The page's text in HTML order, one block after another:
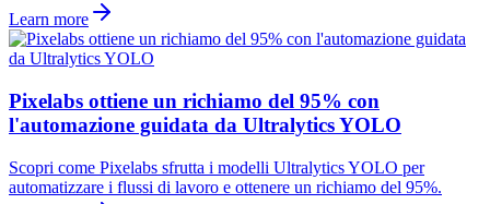
Learn more
Pixelabs ottiene un richiamo del 95% con
l'automazione guidata da Ultralytics YOLO
Scopri come Pixelabs sfrutta i modelli Ultralytics YOLO per
automatizzare i flussi di lavoro e ottenere un richiamo del 95%.